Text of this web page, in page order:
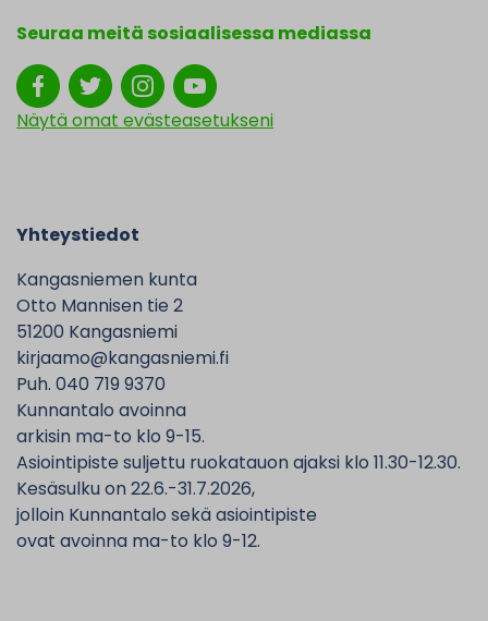
Seuraa meitä sosiaalisessa mediassa
Näytä omat evästeasetukseni
Yhteystiedot
Kangasniemen kunta
Otto Mannisen tie 2
51200 Kangasniemi
kirjaamo@kangasniemi.fi
Puh. 040 719 9370
Kunnantalo avoinna
arkisin ma-to klo 9-15.
Asiointipiste suljettu ruokatauon ajaksi klo 11.30-12.30.
Kesäsulku on 22.6.-31.7.2026,
jolloin Kunnantalo sekä asiointipiste
ovat avoinna ma-to klo 9-12.